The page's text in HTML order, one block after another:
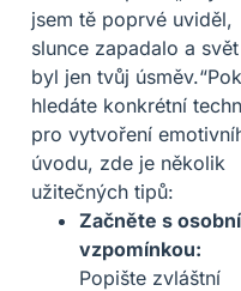
jsem tě poprvé uviděl,
slunce zapadalo a svět
byl jen tvůj
hledáte konkrétní
pro vytvoření
úvodu, zde je několik
užitečných tipů:
Začněte s osobní
vzpomínkou:
Popište zvláštní